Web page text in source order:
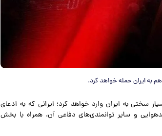
ایران حمله خواهد کرد.
سختی به ایران وارد خواهد کرد؛ ایرانی که به ادعای
و سایر توانمندی‌های دفاعی آن، همراه با بخش